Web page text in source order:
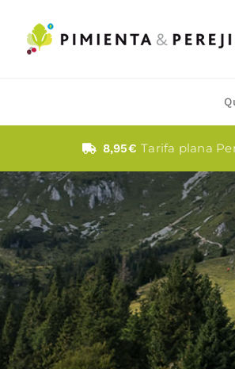
contenido
8,95€Tarifa plana